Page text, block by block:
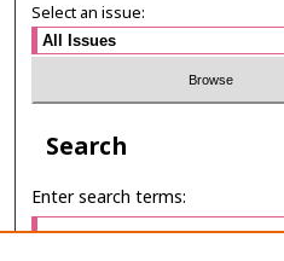
Select an issue:
Search
Enter search terms: